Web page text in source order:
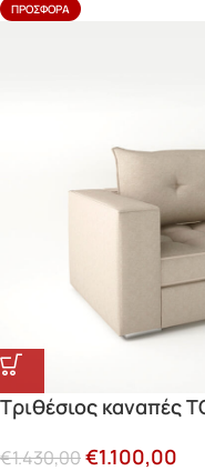
ΠΡΟΣΦΟΡΆ
Τριθέσιος καναπές
€1.430,00€1.100,00